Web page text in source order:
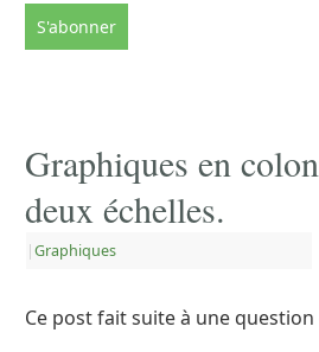
Graphiques en
deux échelles.
|Graphiques
Ce post fait suite à une